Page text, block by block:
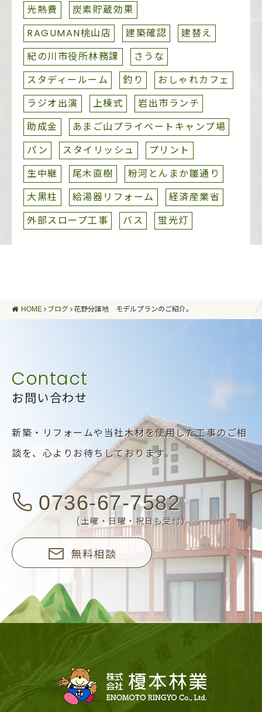
光熱費
炭素貯蔵効果
RAGUMAN桃山店
建築確認
建替え
紀の川市役所林務課
さうな
スタディールーム
釣り
おしゃれカフェ
ラジオ出演
上棟式
岩出市ランチ
助成金
あまご山プライベートキャンプ場
パン
スタイリッシュ
プリント
生中継
尾木直樹
粉河とんまか雛通り
大黒柱
給湯器リフォーム
経済産業省
外部スロープ工事
バス 蛍光灯
HOME ブログ 花野分譲地 モデルプランのご紹介。
お問い合わせ
新築・リフォームや当社木材を使用した工事のご相
談を、 心よりお待ちしております。
0736-67-7582
(土曜・日曜・祝日も受付)
無料相談